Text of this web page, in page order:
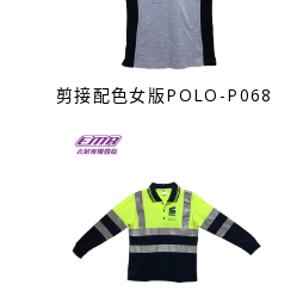
剪接配色女版POLO-P068